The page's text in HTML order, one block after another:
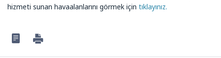
hizmeti sunan havaalanlarını görmek için tıklayınız.